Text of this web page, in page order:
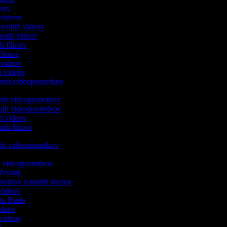
videov
videov
filmov
videov
videoposnetkov
videoposnetkov
videoposnetkov
videov
filmov
videoposnetkov
videoposnetkov
modnih haulov
Reels